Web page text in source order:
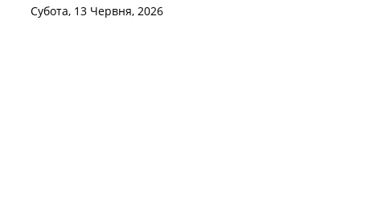
Субота, 13 Червня, 2026